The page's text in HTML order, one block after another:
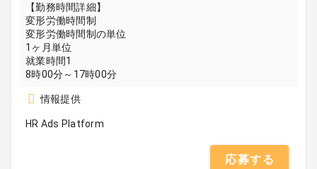
【勤務時間詳細】
変形労働時間制
変形労働時間制の単位
1ヶ月単位
就業時間1
8時00分～17時00分
情報提供
HR Ads Platform
応募する